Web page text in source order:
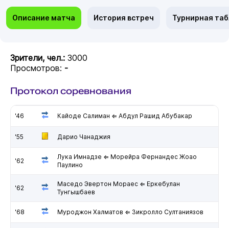
Описание матча История встреч Турнирная
Зрители, чел.: 3000
Просмотров: -
Протокол соревнования
'46 Кайоде Салиман ⇐ Абдул Рашид Абубакар
'55 Дарио Чанаджия
'62
Лука Имнадзе ⇐ Морейра Фернандес Жоао
Паулино
'62
Маседо Эвертон Мораес ⇐ Еркебулан
Тунгышбаев
'68 Муроджон Халматов ⇐ Зикролло Султаниязов